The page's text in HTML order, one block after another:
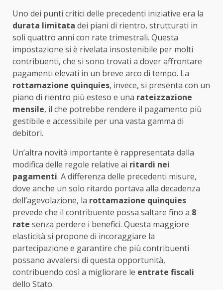
Uno dei punti critici delle precedenti iniziative era la
durata limitata dei piani di rientro, strutturati in
soli quattro anni con rate trimestrali. Questa
impostazione si è rivelata insostenibile per molti
contribuenti, che si sono trovati a dover affrontare
pagamenti elevati in un breve arco di tempo. La
rottamazione quinquies, invece, si presenta con un
piano di rientro più esteso e una rateizzazione
mensile, il che potrebbe rendere il pagamento più
gestibile e accessibile per una vasta gamma di
debitori.
Un’altra novità importante è rappresentata dalla
modifica delle regole relative ai ritardi nei
pagamenti. A differenza delle precedenti misure,
dove anche un solo ritardo portava alla decadenza
dell’agevolazione, la rottamazione quinquies
prevede che il contribuente possa saltare fino a 8
rate senza perdere i benefici. Questa maggiore
elasticità si propone di incoraggiare la
partecipazione e garantire che più contribuenti
possano avvalersi di questa opportunità,
contribuendo così a migliorare le entrate fiscali
dello Stato.